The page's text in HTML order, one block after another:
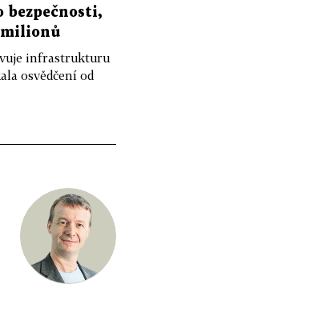
bezpečnosti,
milionů
infrastrukturu
osvědčení od